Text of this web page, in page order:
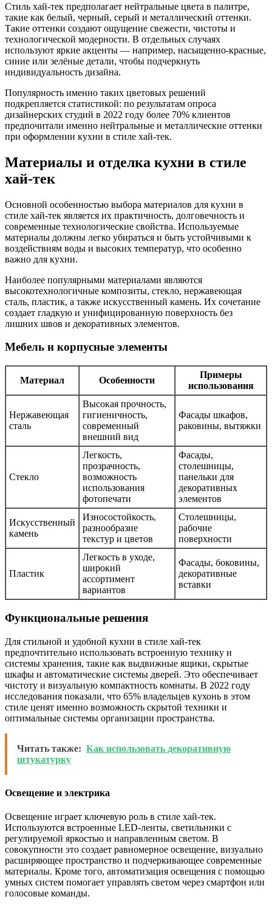
Стиль хай-тек предполагает нейтральные цвета в палитре,
такие как белый, черный, серый и металлический оттенки.
Такие оттенки создают ощущение свежести, чистоты и
технологической модерности. В отдельных случаях
используют яркие акценты — например, насыщенно-красные,
синие или зелёные детали, чтобы подчеркнуть
индивидуальность дизайна.
Популярность именно таких цветовых решений
подкрепляется статистикой: по результатам опроса
дизайнерских студий в 2022 году более 70% клиентов
предпочитали именно нейтральные и металлические оттенки
при оформлении кухни в стиле хай-тек.
Материалы и отделка кухни в стиле
хай-тек
Основной особенностью выбора материалов для кухни в
стиле хай-тек является их практичность, долговечность и
современные технологические свойства. Используемые
материалы должны легко убираться и быть устойчивыми к
воздействиям воды и высоких температур, что особенно
важно для кухни.
Наиболее популярными материалами являются
высокотехнологичные композиты, стекло, нержавеющая
сталь, пластик, а также искусственный камень. Их сочетание
создает гладкую и унифицированную поверхность без
лишних швов и декоративных элементов.
Мебель и корпусные элементы
Материал Особенности
Примеры
использования
Нержавеющая
сталь
Высокая прочность,
гигиеничность,
современный
внешний вид
Фасады шкафов,
раковины, вытяжки
Стекло
Легкость,
прозрачность,
возможность
использования
фотопечати
Фасады,
столешницы,
панельки для
декоративных
элементов
Искусственный
камень
Износостойкость,
разнообразие
текстур и цветов
Столешницы,
рабочие
поверхности
Пластик
Легкость в уходе,
широкий
ассортимент
вариантов
Фасады, боковины,
декоративные
вставки
Функциональные решения
Для стильной и удобной кухни в стиле хай-тек
предпочтительно использовать встроенную технику и
системы хранения, такие как выдвижные ящики, скрытые
шкафы и автоматические системы дверей. Это обеспечивает
чистоту и визуальную компактность комнаты. В 2022 году
исследования показали, что 65% владельцев кухонь в этом
стиле ценят именно возможность скрытой техники и
оптимальные системы организации пространства.
Читать также: Как использовать декоративную
штукатурку
Освещение и электрика
Освещение играет ключевую роль в стиле хай-тек.
Используются встроенные LED-ленты, светильники с
регулируемой яркостью и направленным светом. В
совокупности это создает равномерное освещение, визуально
расширяющее пространство и подчеркивающее современные
материалы. Кроме того, автоматизация освещения с помощью
умных систем помогает управлять светом через смартфон или
голосовые команды.